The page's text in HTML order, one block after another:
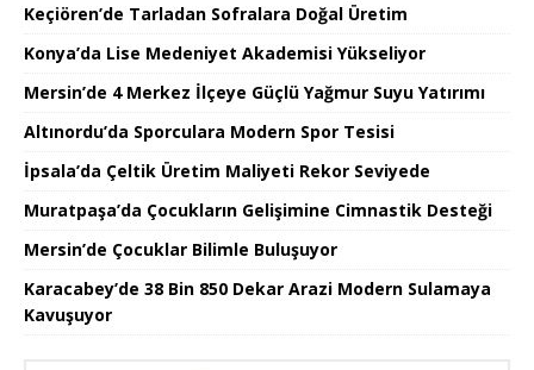
Keçiören’de Tarladan Sofralara Doğal Üretim
Konya’da Lise Medeniyet Akademisi Yükseliyor
Mersin’de 4 Merkez İlçeye Güçlü Yağmur Suyu Yatırımı
Altınordu’da Sporculara Modern Spor Tesisi
İpsala’da Çeltik Üretim Maliyeti Rekor Seviyede
Muratpaşa’da Çocukların Gelişimine Cimnastik Desteği
Mersin’de Çocuklar Bilimle Buluşuyor
Karacabey’de 38 Bin 850 Dekar Arazi Modern Sulamaya
Kavuşuyor